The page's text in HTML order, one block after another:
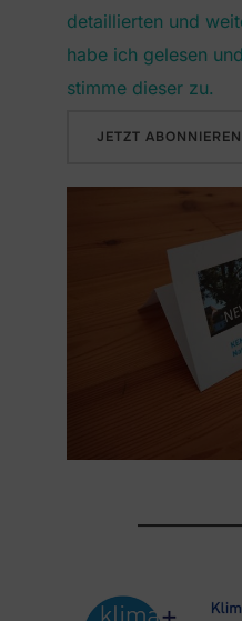
detaillierten und
habe ich gelesen
stimme dieser zu.